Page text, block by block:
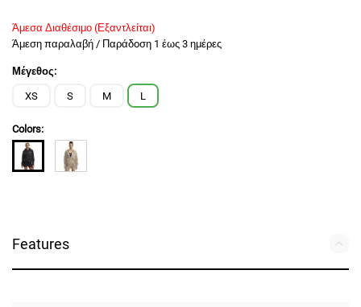
Άμεσα Διαθέσιμο (Εξαντλείται)
Άμεση παραλαβή / Παράδoση 1 έως 3 ημέρες
Μέγεθος:
XS S M L
Colors:
Features